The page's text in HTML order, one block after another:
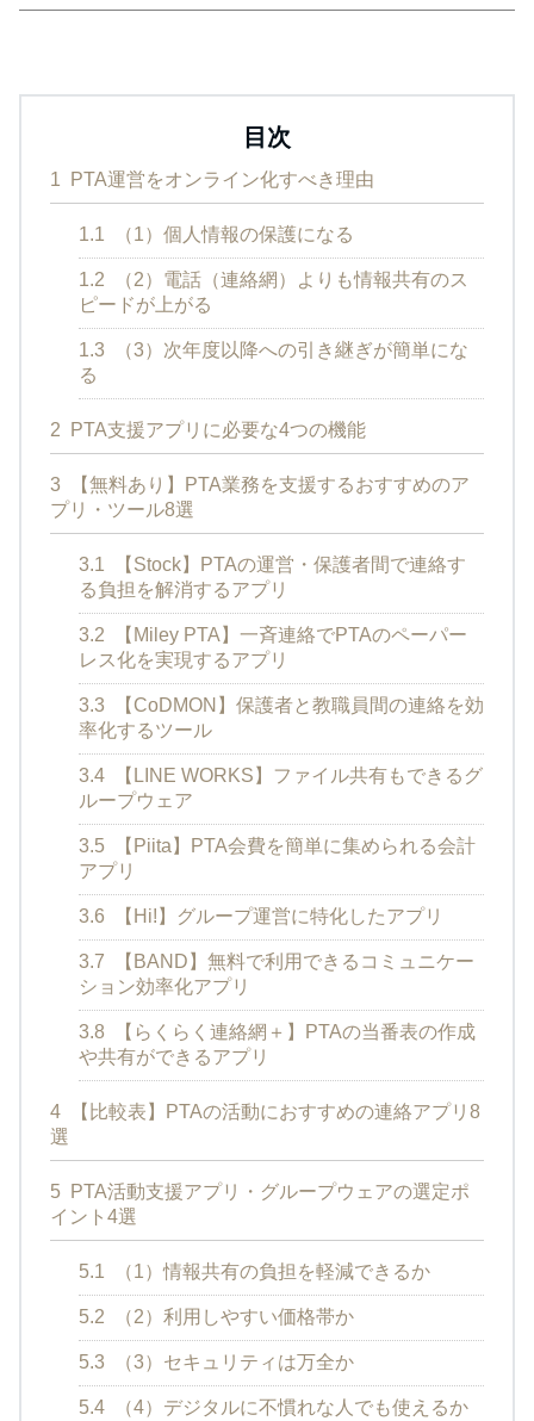
目次
1 PTA運営をオンライン化すべき理由
1.1 （1）個人情報の保護になる
1.2
（2）電話（連絡網）よりも情報共有のス
ピードが上がる
1.3
（3）次年度以降への引き継ぎが簡単にな
る
2 PTA支援アプリに必要な4つの機能
3
【無料あり】PTA業務を支援するおすすめのア
プリ・ツール8選
3.1
【Stock】PTAの運営・保護者間で連絡す
る負担を解消するアプリ
3.2
【Miley PTA】一斉連絡でPTAのペーパー
レス化を実現するアプリ
3.3
【CoDMON】保護者と教職員間の連絡を効
率化するツール
3.4
【LINE WORKS】ファイル共有もできるグ
ループウェア
3.5
【Piita】PTA会費を簡単に集められる会計
アプリ
3.6 【Hi!】グループ運営に特化したアプリ
3.7
【BAND】無料で利用できるコミュニケー
ション効率化アプリ
3.8
【らくらく連絡網＋】PTAの当番表の作成
や共有ができるアプリ
4
【比較表】PTAの活動におすすめの連絡アプリ8
選
5 PTA活動支援アプリ・グループウェアの選定ポ
イント4選
5.1 （1）情報共有の負担を軽減できるか
5.2 （2）利用しやすい価格帯か
5.3 （3）セキュリティは万全か
5.4 （4）デジタルに不慣れな人でも使えるか